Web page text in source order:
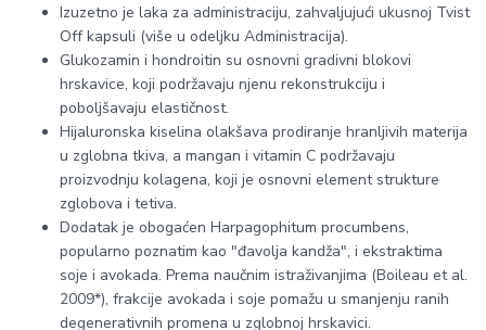
Izuzetno je laka za administraciju, zahvaljujući ukusnoj Tvist
Off kapsuli (više u odeljku Administracija).
Glukozamin i hondroitin su osnovni gradivni blokovi
hrskavice, koji podržavaju njenu rekonstrukciju i
poboljšavaju elastičnost.
Hijaluronska kiselina olakšava prodiranje hranljivih materija
u zglobna tkiva, a mangan i vitamin C podržavaju
proizvodnju kolagena, koji je osnovni element strukture
zglobova i tetiva.
Dodatak je obogaćen Harpagophitum procumbens,
popularno poznatim kao "đavolja kandža", i ekstraktima
soje i avokada. Prema naučnim istraživanjima (Boileau et al.
2009*), frakcije avokada i soje pomažu u smanjenju ranih
degenerativnih promena u zglobnoj hrskavici.